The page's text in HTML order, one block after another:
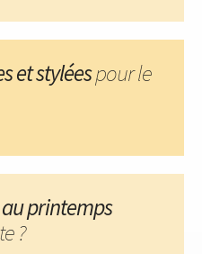
et styléespour le
printemps
?